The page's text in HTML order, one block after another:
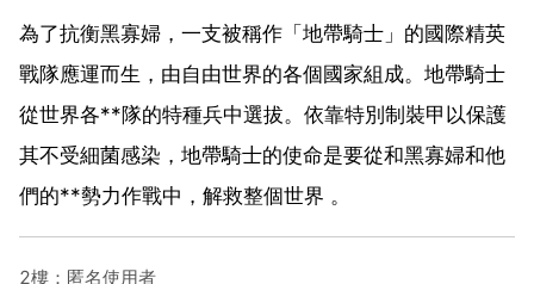
為了抗衡黑寡婦，一支被稱作「地帶騎士」的國際精英
戰隊應運而生，由自由世界的各個國家組成。地帶騎士
從世界各**隊的特種兵中選拔。依靠特別制裝甲以保護
其不受細菌感染，地帶騎士的使命是要從和黑寡婦和他
們的**勢力作戰中，解救整個世界 。
2樓：匿名使用者